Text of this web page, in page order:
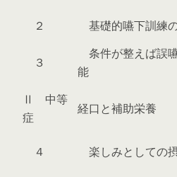
２ 基礎的嚥下訓練
３
条件が整えば誤
能
Ⅱ 中等
症
経口と補助栄養
４ 楽しみとしての